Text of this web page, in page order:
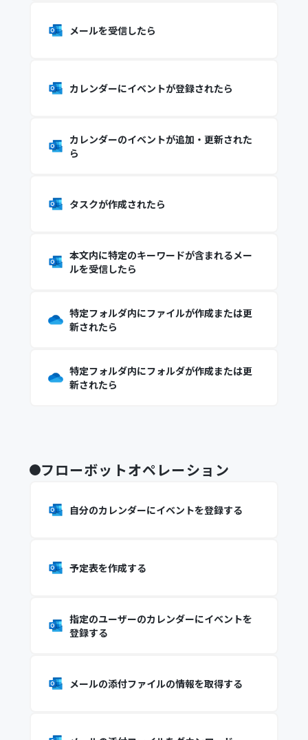
メールを受信したら
カレンダーにイベントが登録されたら
カレンダーのイベントが追加・更新された
ら
タスクが作成されたら
本文内に特定のキーワードが含まれるメー
ルを受信したら
特定フォルダ内にファイルが作成または更
新されたら
特定フォルダ内にフォルダが作成または更
新されたら
フローボットオペレーション
自分のカレンダーにイベントを登録する
予定表を作成する
指定のユーザーのカレンダーにイベントを
登録する
メールの添付ファイルの情報を取得する